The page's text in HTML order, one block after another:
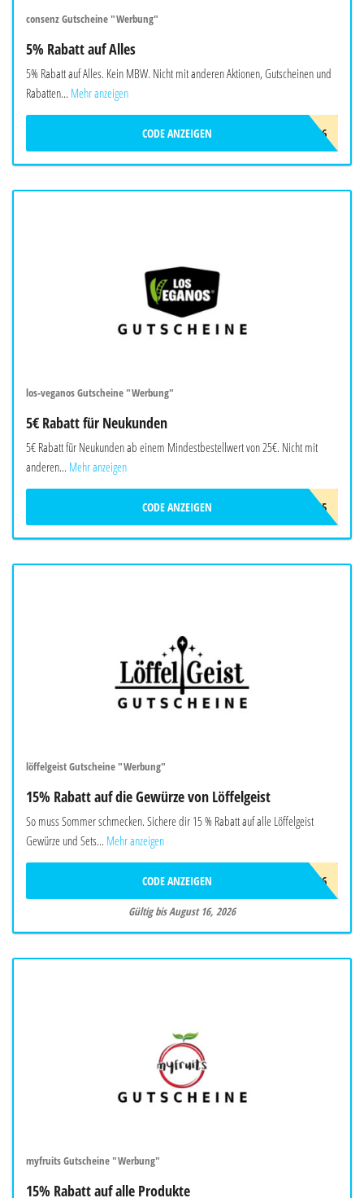
consenz Gutscheine "Werbung"
5% Rabatt auf Alles
5% Rabatt auf Alles. Kein MBW. Nicht mit anderen Aktionen, Gutscheinen und
Rabatten... Mehr anzeigen
CONSENZ_SOMMER_2026
CODE ANZEIGEN
los-veganos Gutscheine "Werbung"
5€ Rabatt für Neukunden
5€ Rabatt für Neukunden ab einem Mindestbestellwert von 25€. Nicht mit
anderen... Mehr anzeigen
LOS5
CODE ANZEIGEN
löffelgeist Gutscheine "Werbung"
15% Rabatt auf die Gewürze von Löffelgeist
So muss Sommer schmecken. Sichere dir 15 % Rabatt auf alle Löffelgeist
Gewürze und Sets... Mehr anzeigen
FREUNDE26
CODE ANZEIGEN
Gültig bis August 16, 2026
myfruits Gutscheine "Werbung"
15% Rabatt auf alle Produkte